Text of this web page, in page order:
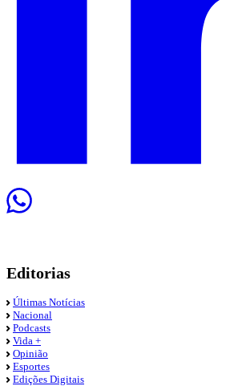
Editorias
Últimas Notícias
Nacional
Podcasts
Vida +
Opinião
Esportes
Edições Digitais